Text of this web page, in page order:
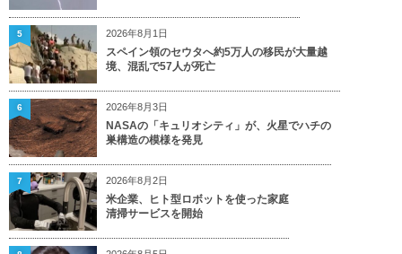
2026年8月1日
スペイン領のセウタへ約5万人の移民が大量越
境、混乱で57人が死亡
5
2026年8月3日
NASAの「キュリオシティ」が、火星でハチの
巣構造の模様を発見
6
2026年8月2日
米企業、ヒト型ロボットを使った家庭
清掃サービスを開始
7